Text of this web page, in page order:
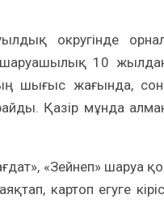
округінде
10 жылдан
шығыс жағында,
Қазір мұнда
«Зейнеп» шаруа
картоп егуге